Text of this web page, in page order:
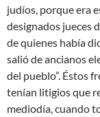
judíos, porque era
designados jueces
de quienes había
salió de ancianos
del pueblo”. Éstos
tenían litigios que
mediodía, cuando